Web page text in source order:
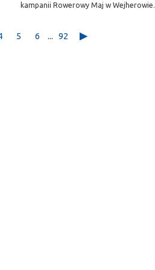
kampanii Rowerowy Maj w Wejherowie.
5 6 ... 92